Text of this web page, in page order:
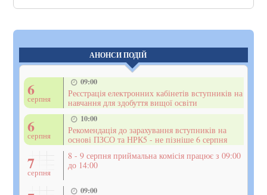
АНОНСИ ПОДІЙ
6
серпня
09:00
Реєстрація електронних кабінетів вступників на
навчання для здобуття вищої освіти
6
серпня
10:00
Рекомендація до зарахування вступників на
основі ПЗСО та НРК5 - не пізніше 6 серпня
7
серпня
8 - 9 серпня приймальна комісія працює з 09:00
до 14:00
09:00